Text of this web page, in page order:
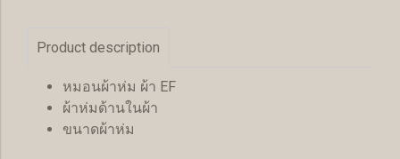
Product description
หมอนผ้าห่ม ผ้า EF
ผ้าห่มด้านในผ้า
ขนาดผ้าห่ม